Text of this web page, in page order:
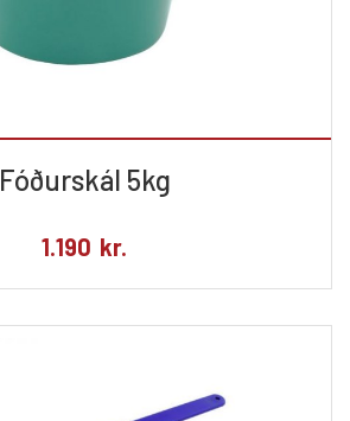
Fóðurskál 5kg
1.190 kr.